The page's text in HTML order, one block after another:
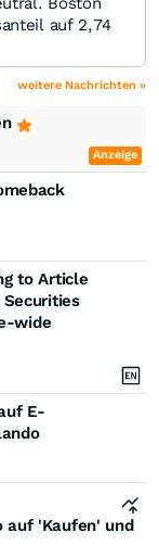
auf 2,74
weitere Nachrichten »
Anzeige
to Article
wide
E-
auf 'Kaufen' und